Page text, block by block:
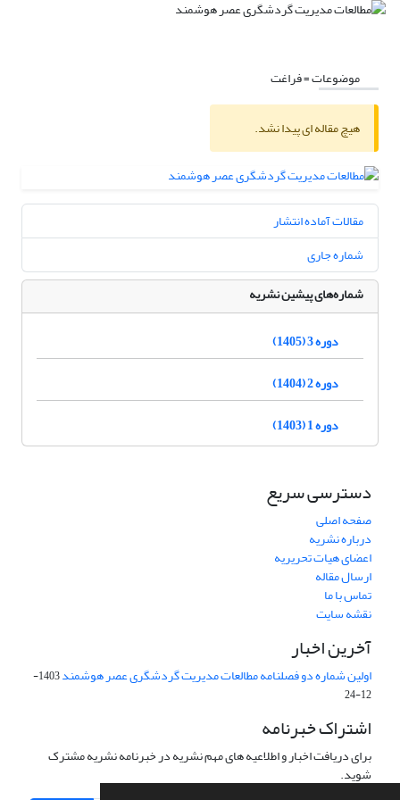
موضوعات =فراغت
هیچ مقاله ای پیدا نشد.
مقالات آماده انتشار
شماره جاری
شماره‌های پیشین نشریه
دوره 3 (1405)
دوره 2 (1404)
دوره 1 (1403)
دسترسی سریع
صفحه اصلی
درباره نشریه
اعضای هیات تحریریه
ارسال مقاله
تماس با ما
نقشه سایت
آخرین اخبار
اولین شماره دو فصلنامه مطالعات مدیریت گردشگری عصر هوشمند
1403-
12-24
اشتراک خبرنامه
برای دریافت اخبار و اطلاعیه های مهم نشریه در خبرنامه نشریه مشترک
شوید.